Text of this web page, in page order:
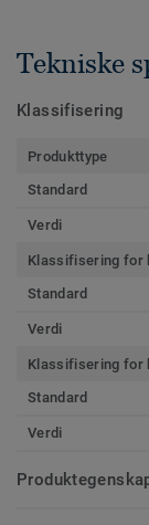
Tekniske
Klassifisering
Produkttype
Standard
Verdi
Klassifisering for
Standard
Verdi
Klassifisering for
Standard
Verdi